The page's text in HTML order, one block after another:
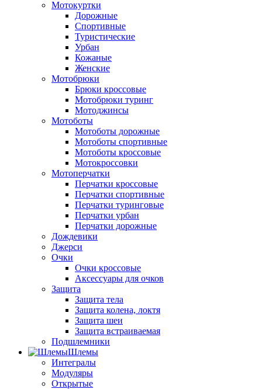
Мотокуртки
Дорожные
Спортивные
Туристические
Урбан
Кожаные
Женские
Мотобрюки
Брюки кроссовые
Мотобрюки туринг
Мотоджинсы
Мотоботы
Мотоботы дорожные
Мотоботы спортивные
Мотоботы кроссовые
Мотокроссовки
Мотоперчатки
Перчатки кроссовые
Перчатки спортивные
Перчатки туринговые
Перчатки урбан
Перчатки дорожные
Дождевики
Джерси
Очки
Очки кроссовые
Аксессуары для очков
Защита
Защита тела
Защита колена, локтя
Защита шеи
Защита встраиваемая
Подшлемники
Шлемы
Интегралы
Модуляры
Открытые